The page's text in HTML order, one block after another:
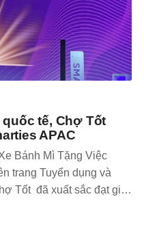
tế, Chợ Tốt
APAC
Bánh Mì Tặng Việc
trang Tuyển dụng và
Tốt đã xuất sắc đạt giải